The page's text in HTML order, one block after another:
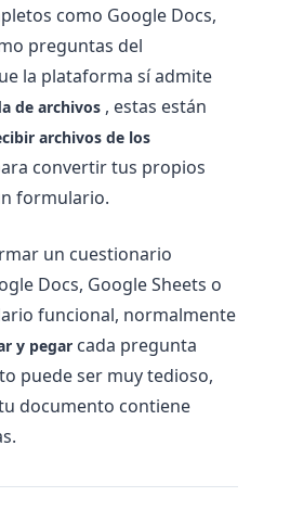
como Google Docs,
preguntas del
la plataforma sí admite
de archivos , estas están
archivos de los
convertir tus propios
formulario.
un cuestionario
Docs, Google Sheets o
funcional, normalmente
y pegar cada pregunta
puede ser muy tedioso,
documento contiene